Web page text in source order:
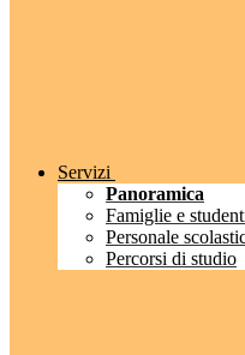
Servizi
Panoramica
Famiglie e
Personale
Percorsi di studio